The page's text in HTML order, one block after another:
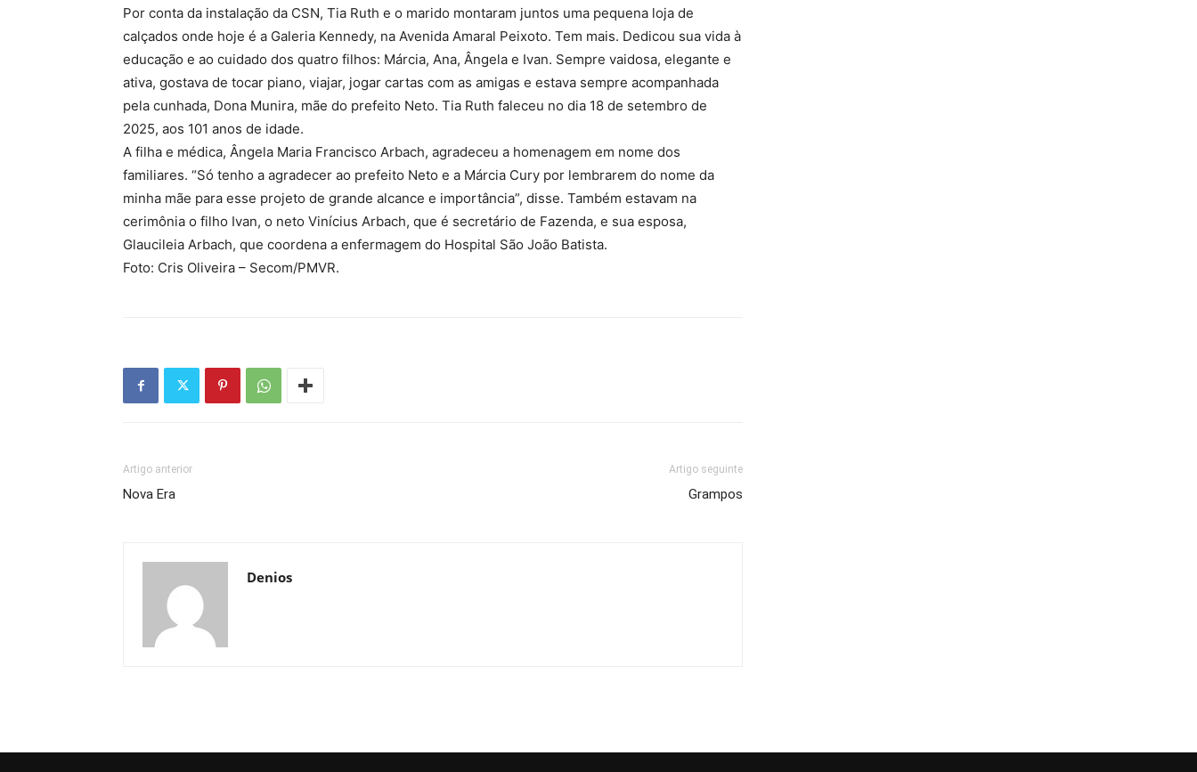
Por conta da instalação da CSN, Tia Ruth e o marido montaram juntos uma pequena loja de
calçados onde hoje é a Galeria Kennedy, na Avenida Amaral Peixoto. Tem mais. Dedicou sua vida à
educação e ao cuidado dos quatro filhos: Márcia, Ana, Ângela e Ivan. Sempre vaidosa, elegante e
ativa, gostava de tocar piano, viajar, jogar cartas com as amigas e estava sempre acompanhada
pela cunhada, Dona Munira, mãe do prefeito Neto. Tia Ruth faleceu no dia 18 de setembro de
2025, aos 101 anos de idade.
A filha e médica, Ângela Maria Francisco Arbach, agradeceu a homenagem em nome dos
familiares. “Só tenho a agradecer ao prefeito Neto e a Márcia Cury por lembrarem do nome da
minha mãe para esse projeto de grande alcance e importância”, disse. Também estavam na
cerimônia o filho Ivan, o neto Vinícius Arbach, que é secretário de Fazenda, e sua esposa,
Glaucileia Arbach, que coordena a enfermagem do Hospital São João Batista.
Foto: Cris Oliveira – Secom/PMVR.
Artigo anterior
Nova Era
Artigo seguinte
Grampos
Denios